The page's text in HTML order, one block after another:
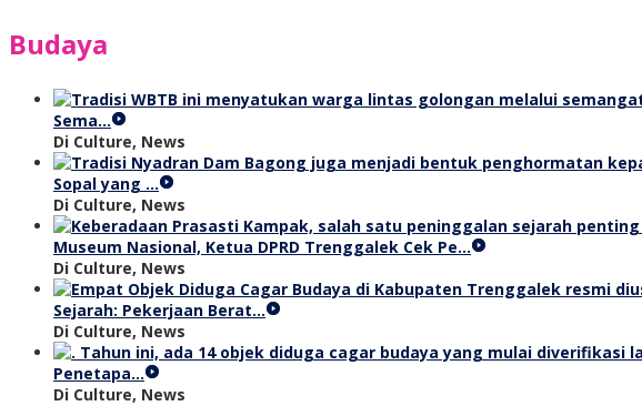
Budaya
Sema…
Di Culture, News
Sopal yang …
Di Culture, News
Museum Nasional, Ketua DPRD Trenggalek Cek Pe…
Di Culture, News
Sejarah: Pekerjaan Berat…
Di Culture, News
Penetapa…
Di Culture, News